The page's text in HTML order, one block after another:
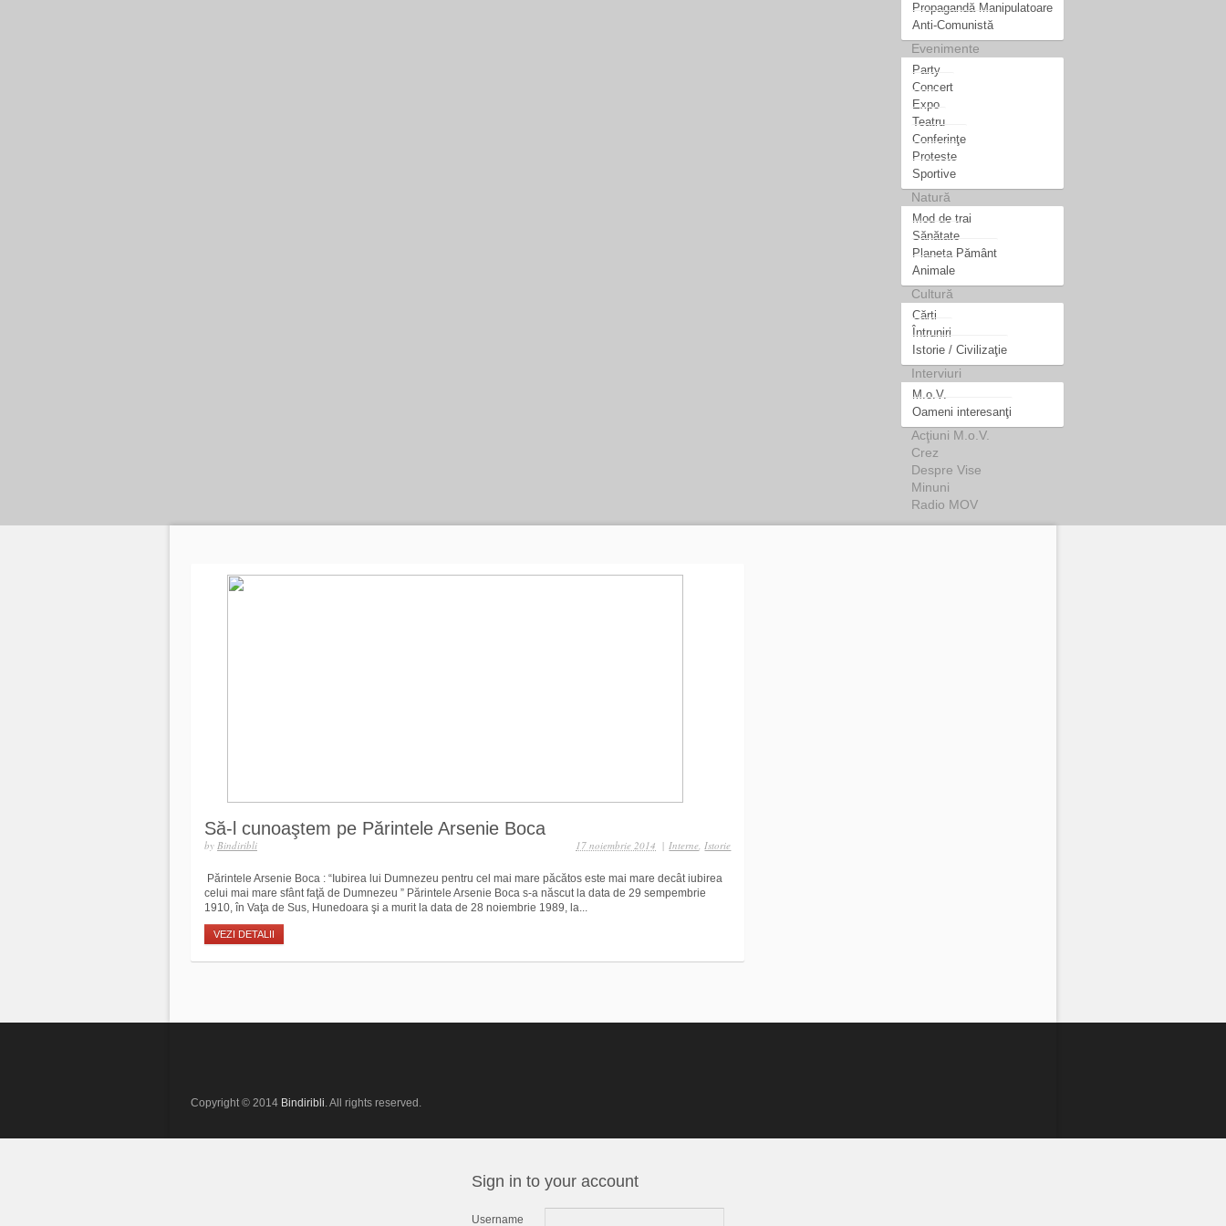
Propagandă Manipulatoare
Anti-Comunistă
Evenimente
Party
Concert
Expo
Teatru
Conferinţe
Proteste
Sportive
Natură
Mod de trai
Sănătate
Planeta Pământ
Animale
Cultură
Cărti
Întruniri
Istorie / Civilizaţie
Interviuri
M.o.V.
Oameni interesanţi
Acţiuni M.o.V.
Crez
Despre Vise
Minuni
Radio MOV
Să-l cunoaştem pe Părintele Arsenie Boca
by Bindiribli | Interne,Istorie
17 noiembrie 2014
Părintele Arsenie Boca : “Iubirea lui Dumnezeu pentru cel mai mare păcătos este mai mare decât iubirea
celui mai mare sfânt faţă de Dumnezeu ” Părintele Arsenie Boca s-a născut la data de 29 sempembrie
1910, în Vaţa de Sus, Hunedoara şi a murit la data de 28 noiembrie 1989, la...
VEZI DETALII
Copyright © 2014 Bindiribli. All rights reserved.
Sign in to your account
Username